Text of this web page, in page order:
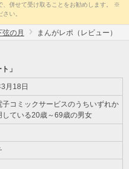
併せて受け取ることをお勧めします。 ※
い。
弦の月 まんがレポ（レビュー）
」
月18日
子コミックサービスのうちいずれか
している20歳～69歳の男女